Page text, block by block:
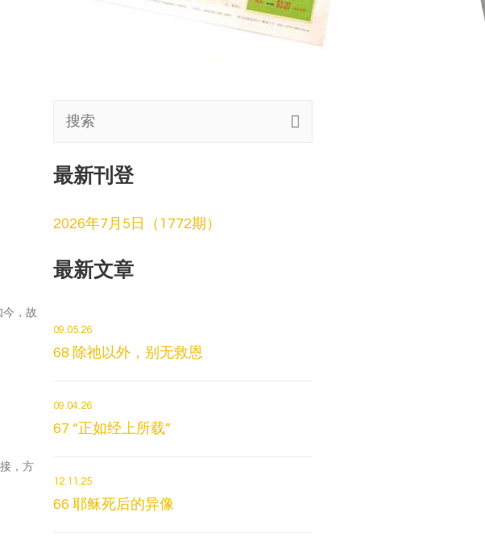
今，故
，方
搜
最新刊登
2026年7月5日（1772期）
最新文章
09.05.26
68 除祂以外，别无救恩
09.04.26
67 “正如经上所载”
12.11.25
66 耶稣死后的异像